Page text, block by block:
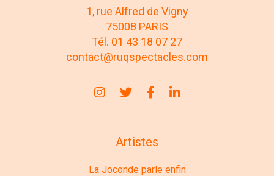
1, rue Alfred de Vigny
75008 PARIS
Tél. 01 43 18 07 27
contact@ruqspectacles.com
Artistes
La Joconde parle enfin